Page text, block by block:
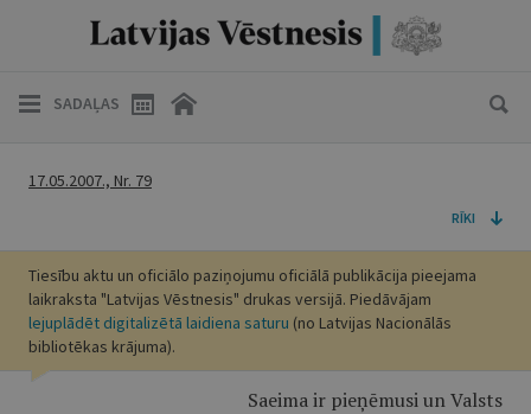
SADAĻAS
17.05.2007., Nr. 79
RĪKI
Tiesību aktu un oficiālo paziņojumu oficiālā publikācija pieejama
laikraksta "Latvijas Vēstnesis" drukas versijā. Piedāvājam
lejuplādēt digitalizētā laidiena saturu (no Latvijas Nacionālās
bibliotēkas krājuma).
Saeima ir pieņēmusi un Valsts